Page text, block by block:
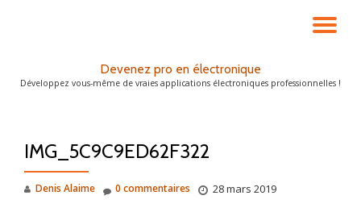
LA
Devenez pro en électronique
Développez vous-même de vraies applications électroniques professionnelles !
IMG_5C9C9ED62F322
Denis Alaime 28 mars 2019
0 commentaires